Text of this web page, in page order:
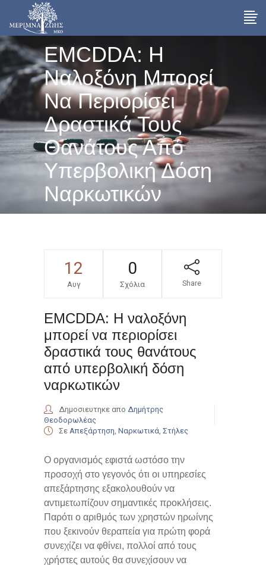
EMCDDA: Η
Ναλοξόνη Μπορεί
Να Περιορίσει
Δραστικά Τους
Θανάτους Από
Υπερβολική Δόση
Ναρκωτικών
12
Αυγ
0
Σχόλια Share
EMCDDA: Η ναλοξόνη
μπορεί να περιορίσει
δραστικά τους θανάτους
από υπερβολική δόση
ναρκωτικών
Δημοσιευτηκε απο Δημήτρης
Θεοδορωλέας
Σε Απεξάρτηση Ναρκωτικά Στήλες
Ο οργανισμός εφιστά ωστόσο την
προσοχή στο γεγονός ότι οι υπηρεσίες
απεξάρτησης εξακολουθούν να
αντιμετωπίζουν σημαντικές προκλήσεις.
Παρότι ο αριθμός των χρηστών ηρωίνης
που ξεκινούν θεραπεία για πρώτη φορά
συνεχίζει να φθίνει, πολλοί από τους
χρήστες αυτούς θα συνεχίσουν να